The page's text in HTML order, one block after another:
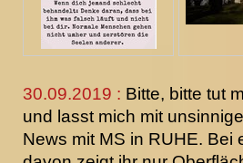
30.09.2019 : Bitte, bitte tut
und lasst mich mit
News mit MS in RUHE. Bei